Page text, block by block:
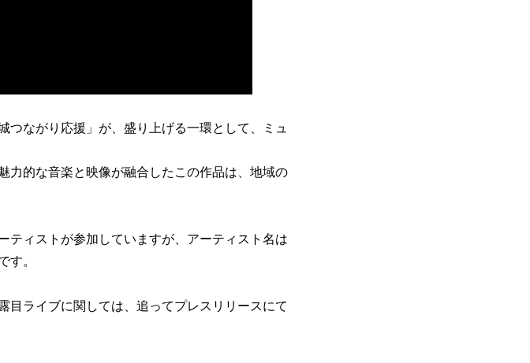
ながり応援」が、盛り上げる一環として、ミュ
力的な音楽と映像が融合したこの作品は、地域の
ティストが参加していますが、アーティスト名は
す。
目ライブに関しては、追ってプレスリリースにて